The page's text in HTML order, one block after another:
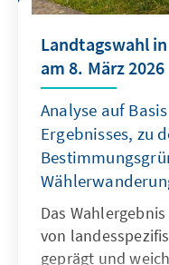
Landtagswahl
am 8. März 2026
Analyse auf
Ergebnisses, zu
Das
von
geprägt und